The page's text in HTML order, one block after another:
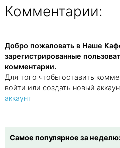
Комментарии:
Добро пожаловать в Наше
зарегистрированные
комментарии.
Для того чтобы оставить
войти или создать новый
аккаунт
Самое популярное за